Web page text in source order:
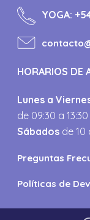
YOGA:
HORARIOS DE
Lunes a
de 09:30 a
Sábados de 10
Preguntas
Políticas de